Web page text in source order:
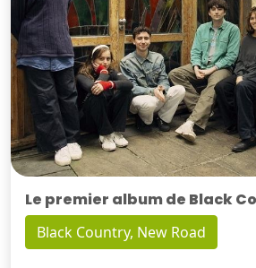
Le premier album de Black
Black Country, New Road